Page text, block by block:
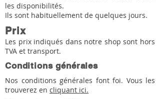
les disponibilités.
Ils sont habituellement de quelques jours.
Prix
Les prix indiqués dans notre shop sont hors
TVA et transport.
Conditions générales
Nos conditions générales font foi. Vous les
trouverez en cliquant ici.